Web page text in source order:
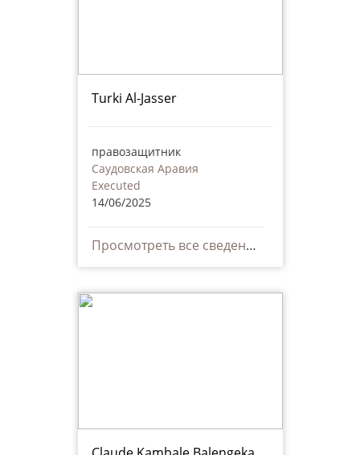
Turki Al-Jasser
правозащитник
Саудовская Аравия
Executed
14/06/2025
Просмотреть все сведения